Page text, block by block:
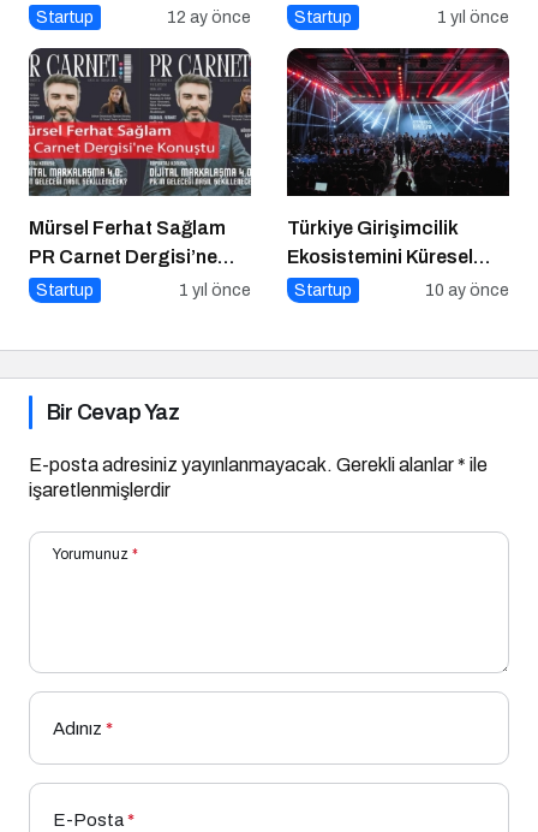
Influencer Pazarlama
Startup 12 ay önce Startup 1 yıl önce
Mürsel Ferhat Sağlam
PR Carnet Dergisi’ne
Konuştu
Startup 1 yıl önce
Türkiye Girişimcilik
Ekosistemini Küresel
Sahneye Taşıyan
Startup 10 ay önce
Bir Cevap Yaz
E-posta adresiniz yayınlanmayacak. Gerekli alanlar* ile
işaretlenmişlerdir
Yorumunuz *
Adınız *
E-Posta*